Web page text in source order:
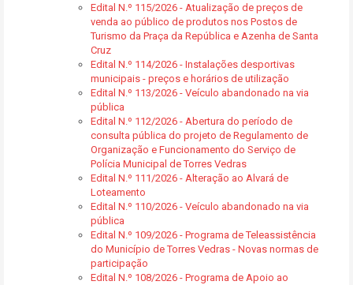
Edital N.º 115/2026 - Atualização de preços de
venda ao público de produtos nos Postos de
Turismo da Praça da República e Azenha de Santa
Cruz
Edital N.º 114/2026 - Instalações desportivas
municipais - preços e horários de utilização
Edital N.º 113/2026 - Veículo abandonado na via
pública
Edital N.º 112/2026 - Abertura do período de
consulta pública do projeto de Regulamento de
Organização e Funcionamento do Serviço de
Polícia Municipal de Torres Vedras
Edital N.º 111/2026 - Alteração ao Alvará de
Loteamento
Edital N.º 110/2026 - Veículo abandonado na via
pública
Edital N.º 109/2026 - Programa de Teleassistência
do Município de Torres Vedras - Novas normas de
participação
Edital N.º 108/2026 - Programa de Apoio ao